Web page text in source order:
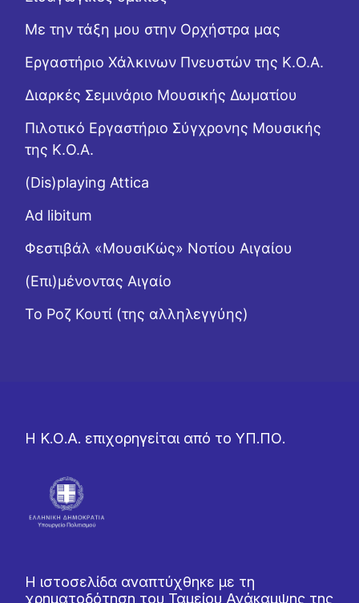
Με την τάξη μου στην Ορχήστρα μας
Εργαστήριo Χάλκινων Πνευστών της Κ.Ο.Α.
Διαρκές Σεμινάριο Μουσικής Δωματίου
Πιλοτικό Εργαστήριο Σύγχρονης Μουσικής
της Κ.Ο.Α.
(Dis)playing Attica
Ad libitum
Φεστιβάλ «ΜουσιΚώς» Νοτίου Αιγαίου
(Επι)μένοντας Αιγαίο
Το Ροζ Κουτί (της αλληλεγγύης)
Η Κ.Ο.Α. επιχορηγείται από το ΥΠ.ΠΟ.
Η ιστοσελίδα αναπτύχθηκε με τη
χρηματοδότηση του Ταμείου Ανάκαμψης της